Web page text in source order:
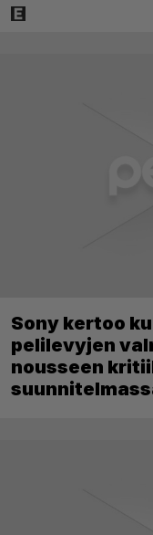
Sony kertoo
pelilevyjen
nousseen